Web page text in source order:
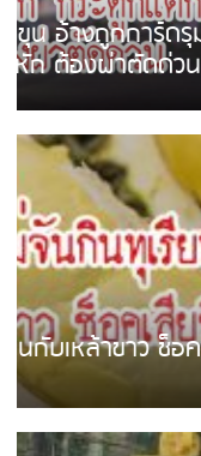
ชาวเน็ตสวด
หน้าพ่อขุนฯ พ
ชาวเน็ตฮา! รถ
แล้วหนี พบเสา